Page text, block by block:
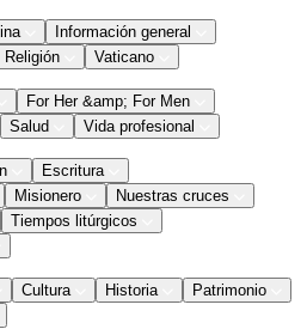
Información general
Religión Vaticano
For Her &amp; For Men
Salud Vida profesional
Escritura
Misionero
Nuestras cruces
Tiempos litúrgicos
Cultura Historia
Patrimonio